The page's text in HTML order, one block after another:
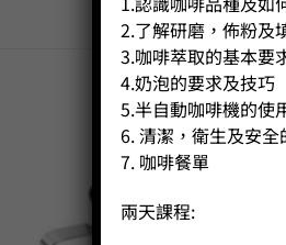
2.了解研磨，佈粉及
3.咖啡萃取的基本要
4.奶泡的要求及技巧
5.半自動咖啡機的使
6. 清潔，衛生及安全
7. 咖啡餐單
兩天課程: